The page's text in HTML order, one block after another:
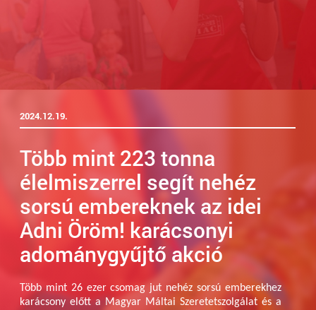
2024.12.19.
Több mint 223 tonna
élelmiszerrel segít nehéz
sorsú embereknek az idei
Adni Öröm! karácsonyi
adománygyűjtő akció
Több mint 26 ezer csomag jut nehéz sorsú emberekhez
karácsony előtt a Magyar Máltai Szeretetszolgálat és a